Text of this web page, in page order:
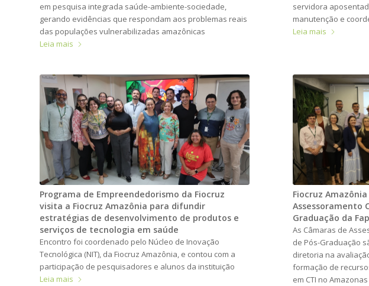
em pesquisa integrada saúde-ambiente-sociedade,
gerando evidências que respondam aos problemas reais
das populações vulnerabilizadas amazônicas
Leia mais
servidora
manutenção e
Leia mais
Programa de Empreendedorismo da Fiocruz
visita a Fiocruz Amazônia para difundir
estratégias de desenvolvimento de produtos e
serviços de tecnologia em saúde
Encontro foi coordenado pelo Núcleo de Inovação
Tecnológica (NIT), da Fiocruz Amazônia, e contou com a
participação de pesquisadores e alunos da instituição
Leia mais
Fiocruz
Assessoramento
Graduação da
As Câmaras de
de Pós-Graduação
diretoria na
formação de
em CTI no Amazonas